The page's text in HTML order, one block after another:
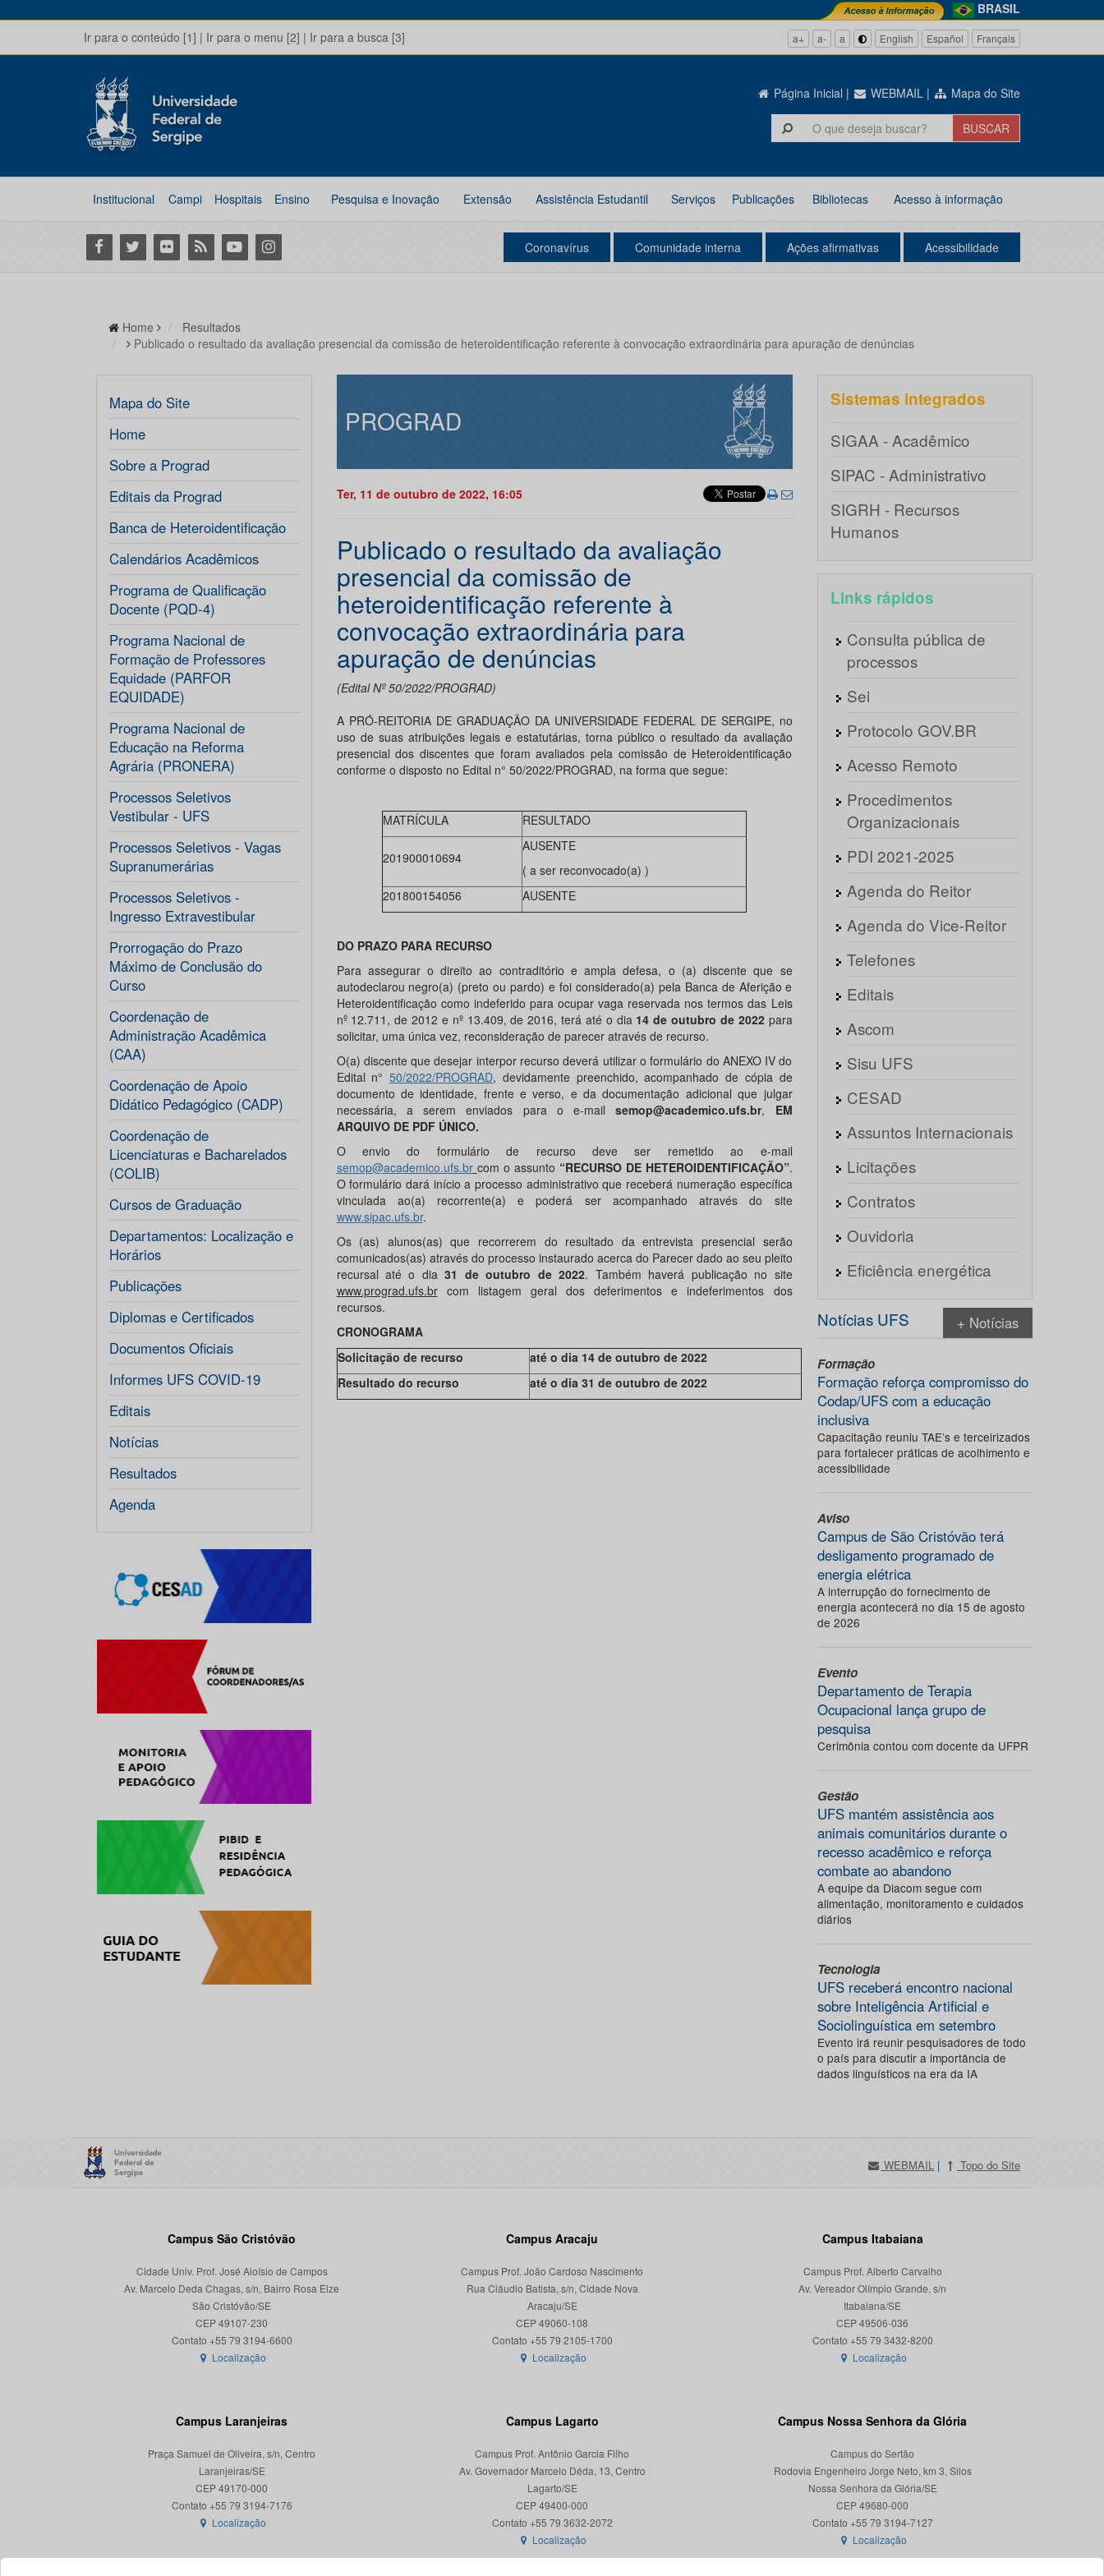
BRASIL
Ir para o conteúdo [1] | Ir para o menu [2] | Ir para a busca [3] a+ a- a English Español Français
Página Inicial | WEBMAIL | Mapa do Site
Institucional Campi Hospitais Ensino Pesquisa e Inovação Extensão Assistência Estudantil Serviços Publicações Bibliotecas Acesso à informação
Facebook
Twitter Flickr RSS YoutubeInstagram Coronavírus Comunidade interna Ações afirmativas Acessibilidade
Home
Resultados
Publicado o resultado da avaliação presencial da comissão de heteroidentificação referente à convocação extraordinária para apuração de denúncias
Mapa do Site
Home
Sobre a Prograd
Editais da Prograd
Banca de Heteroidentificação
Calendários Acadêmicos
Programa de Qualificação
Docente (PQD-4)
Programa Nacional de
Formação de Professores
Equidade (PARFOR
EQUIDADE)
Programa Nacional de
Educação na Reforma
Agrária (PRONERA)
Processos Seletivos
Vestibular - UFS
Processos Seletivos - Vagas
Supranumerárias
Processos Seletivos -
Ingresso Extravestibular
Prorrogação do Prazo
Máximo de Conclusão do
Curso
Coordenação de
Administração Acadêmica
(CAA)
Coordenação de Apoio
Didático Pedagógico (CADP)
Coordenação de
Licenciaturas e Bacharelados
(COLIB)
Cursos de Graduação
Departamentos: Localização e
Horários
Publicações
Diplomas e Certificados
Documentos Oficiais
Informes UFS COVID-19
Editais
Notícias
Resultados
Agenda
PROGRAD
Ter, 11 de outubro de 2022, 16:05
Publicado o resultado da avaliação
presencial da comissão de
heteroidentificação referente à
convocação extraordinária para
apuração de denúncias
(Edital Nº 50/2022/PROGRAD)
A PRÓ-REITORIA DE GRADUAÇÃO DA UNIVERSIDADE FEDERAL DE SERGIPE, no
uso de suas atribuições legais e estatutárias, torna público o resultado da avaliação
presencial dos discentes que foram avaliados pela comissão de Heteroidentificação
conforme o disposto no Edital n° 50/2022/PROGRAD, na forma que segue:
MATRÍCULA RESULTADO
201900010694
AUSENTE
( a ser reconvocado(a) )
201800154056
AUSENTE
DO PRAZO PARA RECURSO
Para assegurar o direito ao contraditório e ampla defesa, o (a) discente que se
autodeclarou negro(a) (preto ou pardo) e foi considerado(a) pela Banca de Aferição e
Heteroidentificação como indeferido para ocupar vaga reservada nos termos das Leis
nº 12.711, de 2012 e nº 13.409, de 2016, terá até o dia 14 de outubro de 2022para
solicitar, uma única vez, reconsideração de parecer através de recurso.
O(a) discente que desejar interpor recurso deverá utilizar o formulário do ANEXO IV do
Edital n° 50/2022/PROGRAD, devidamente preenchido, acompanhado de cópia de
documento de identidade, frente e verso, e da documentação adicional que julgar
necessária, a serem enviados para o e-mailsemop@academico.ufs.br, EM
ARQUIVO DE PDF ÚNICO.
O envio do formulário de recurso deve ser remetido ao e-mail
semop@academico.ufs.br com o assunto “RECURSO DE HETEROIDENTIFICAÇÃO”.
O formulário dará início a processo administrativo que receberá numeração específica
vinculada ao(a) recorrente(a) e poderá ser acompanhado através do site
www.sipac.ufs.br.
Os (as) alunos(as) que recorrerem do resultado da entrevista presencial serão
comunicados(as) através do processo instaurado acerca do Parecer dado ao seu pleito
recursal até o dia31 de outubro de 2022. Também haverá publicação no site
www.prograd.ufs.brcom listagem geral dos deferimentos e indeferimentos dos
recursos.
CRONOGRAMA
Solicitação de recurso
até o dia 14 de outubro de 2022
Resultado do recurso
até o dia 31 de outubro de 2022
Sistemas integrados
SIGAA - Acadêmico
SIPAC - Administrativo
SIGRH - Recursos
Humanos
Links rápidos
Consulta pública de
processos
Sei
Protocolo GOV.BR
Acesso Remoto
Procedimentos
Organizacionais
PDI 2021-2025
Agenda do Reitor
Agenda do Vice-Reitor
Telefones
Editais
Ascom
Sisu UFS
CESAD
Assuntos Internacionais
Licitações
Contratos
Ouvidoria
Eficiência energética
Notícias UFS + Notícias
Formação
Formação reforça compromisso do
Codap/UFS com a educação
inclusiva
Capacitação reuniu TAE’s e terceirizados
para fortalecer práticas de acolhimento e
acessibilidade
Aviso
Campus de São Cristóvão terá
desligamento programado de
energia elétrica
A interrupção do fornecimento de
energia acontecerá no dia 15 de agosto
de 2026
Evento
Departamento de Terapia
Ocupacional lança grupo de
pesquisa
Cerimônia contou com docente da UFPR
Gestão
UFS mantém assistência aos
animais comunitários durante o
recesso acadêmico e reforça
combate ao abandono
A equipe da Diacom segue com
alimentação, monitoramento e cuidados
diários
Tecnologia
UFS receberá encontro nacional
sobre Inteligência Artificial e
Sociolinguística em setembro
Evento irá reunir pesquisadores de todo
o país para discutir a importância de
dados linguísticos na era da IA
WEBMAIL | Topo do Site
Campus São Cristóvão
Cidade Univ. Prof. José Aloísio de Campos
Av. Marcelo Deda Chagas, s/n, Bairro Rosa Elze
São Cristóvão/SE
CEP 49107-230
Localização
Campus Aracaju
Campus Prof. João Cardoso Nascimento
Rua Cláudio Batista, s/n, Cidade Nova
Aracaju/SE
CEP 49060-108
Localização
Campus Itabaiana
Campus Prof. Alberto Carvalho
Av. Vereador Olímpio Grande, s/n
Itabaiana/SE
CEP 49506-036
Localização
Campus Laranjeiras
Praça Samuel de Oliveira, s/n, Centro
Laranjeiras/SE
CEP 49170-000
Localização
Campus Lagarto
Campus Prof. Antônio Garcia Filho
Av. Governador Marcelo Déda, 13, Centro
Lagarto/SE
CEP 49400-000
Localização
Campus Nossa Senhora da Glória
Campus do Sertão
Rodovia Engenheiro Jorge Neto, km 3, Silos
Nossa Senhora da Glória/SE
CEP 49680-000
Contato +55 79 3194-7127
Localização